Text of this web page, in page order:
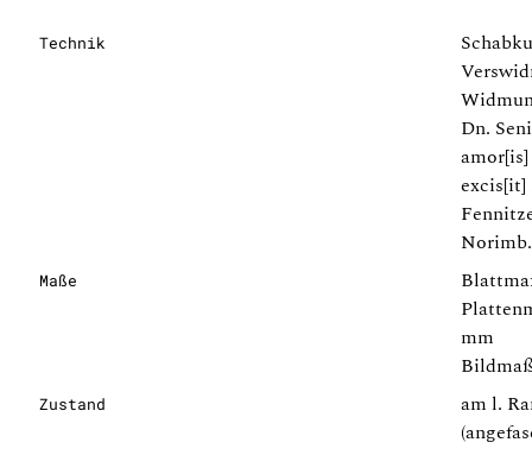
Technik
Dn.
Norimb.
Maße
mm
Zustand
am l.